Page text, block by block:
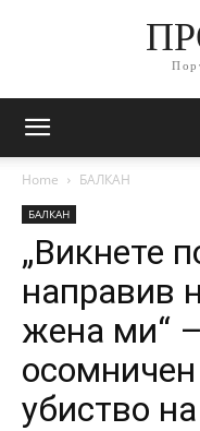
Home БАЛКАН
БАЛКАН
„Викнете
направив
жена ми“
убиство